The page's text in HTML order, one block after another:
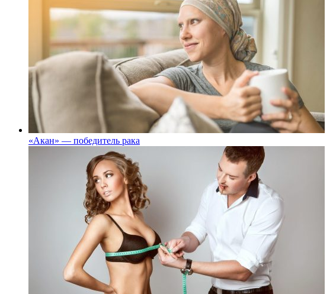
«Акан» — победитель рака